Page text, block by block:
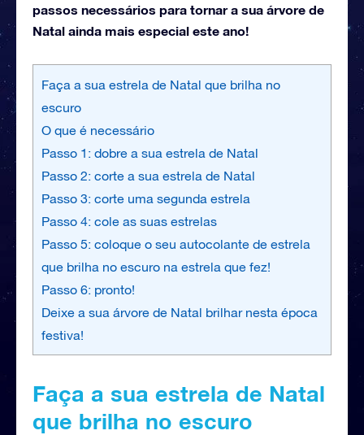
passos necessários para tornar a sua árvore de
Natal ainda mais especial este ano!
Faça a sua estrela de Natal que brilha no
escuro
O que é necessário
Passo 1: dobre a sua estrela de Natal
Passo 2: corte a sua estrela de Natal
Passo 3: corte uma segunda estrela
Passo 4: cole as suas estrelas
Passo 5: coloque o seu autocolante de estrela
que brilha no escuro na estrela que fez!
Passo 6: pronto!
Deixe a sua árvore de Natal brilhar nesta época
festiva!
Faça a sua estrela de Natal
que brilha no escuro